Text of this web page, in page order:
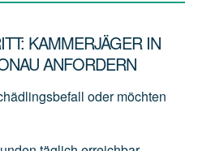
KAMMERJÄGER IN
ANFORDERN
oder möchten